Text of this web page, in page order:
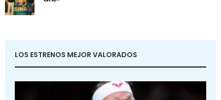
LOS ESTRENOS MEJOR VALORADOS